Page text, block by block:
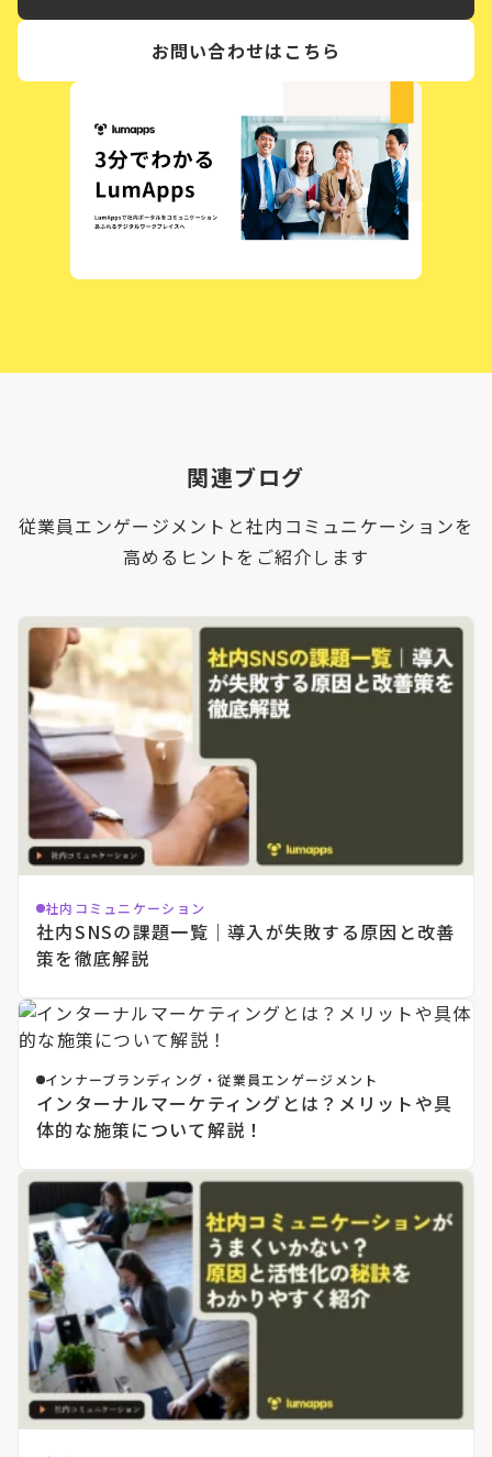
お問い合わせはこちら
関連ブログ
従業員エンゲージメントと社内コミュニケーションを
高めるヒントをご紹介します
社内SNSの課題一覧｜導入が失敗する原因と改善
策を徹底解説
社内コミュニケーション
インターナルマーケティングとは？メリットや具
体的な施策について解説！
インナーブランディング・従業員エンゲージメント